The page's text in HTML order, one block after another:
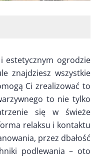
estetycznym ogrodzie
znajdziesz wszystkie
Ci zrealizować to
to nie tylko
się w świeże
relaksu i kontaktu
przez dbałość
podlewania – oto